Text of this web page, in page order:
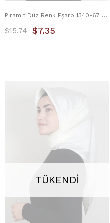
Piramit Düz Renk Eşarp 1340-67 Taş
$7.35
$15.74
TÜKENDI